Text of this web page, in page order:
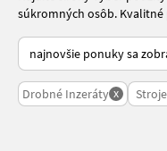
súkromných osôb.
Takto sa vykonáva
Drobné Inzeráty x